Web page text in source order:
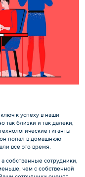
к успеху в наши
близки и так далеки,
гиганты
он попал в домашнюю
все это время.
собственные сотрудники,
чем с собственной